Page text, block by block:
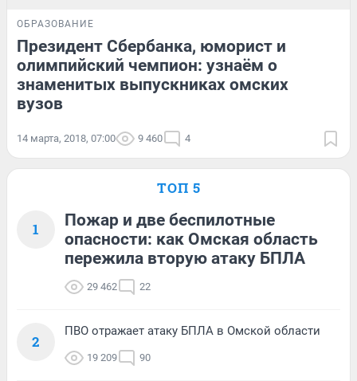
ОБРАЗОВАНИЕ
Президент Сбербанка, юморист и
олимпийский чемпион: узнаём о
знаменитых выпускниках омских
вузов
14 марта, 2018, 07:00 9 460 4
ТОП 5
1
Пожар и две беспилотные
опасности: как Омская область
пережила вторую атаку БПЛА
29 462 22
2
ПВО отражает атаку БПЛА в Омской области
19 209 90